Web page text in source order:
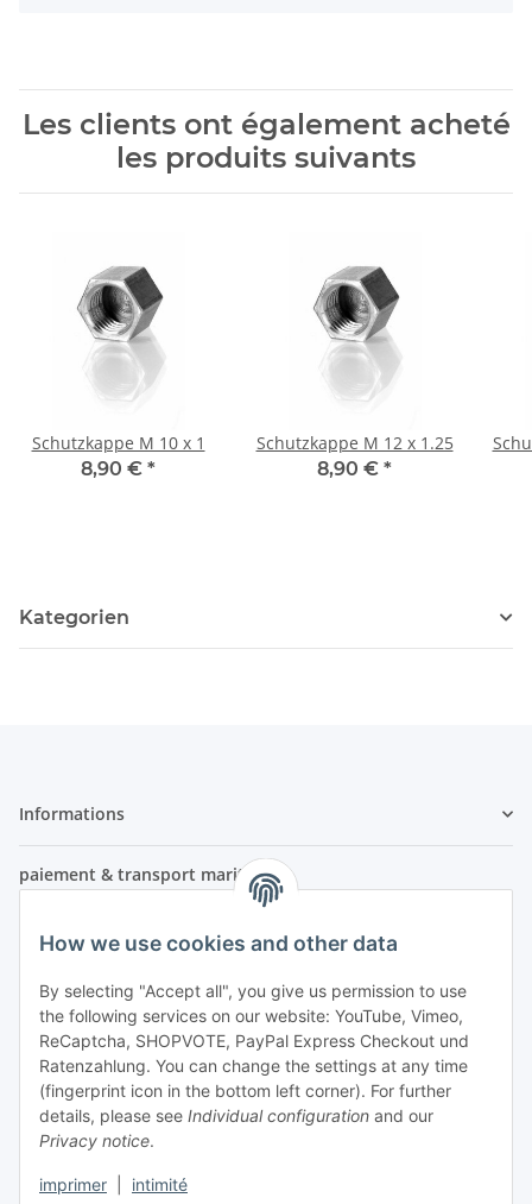
How we use cookies and other data
By selecting "Accept all", you give us permission to use
the following services on our website: YouTube, Vimeo,
ReCaptcha, SHOPVOTE, PayPal Express Checkout und
Ratenzahlung. You can change the settings at any time
(fingerprint icon in the bottom left corner). For further
details, please see Individual configuration and our
Privacy notice.
imprimer intimité
Les clients ont également acheté
les produits suivants
Schutzkappe M 10 x 1
8,90 € *
Schutzkappe M 12 x 1.25
8,90 € *
Kategorien
Informations
paiement & transport maritime
- Paiement anticipé
- Paiement à la livraison